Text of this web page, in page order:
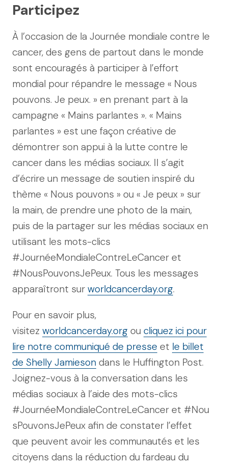
Participez
À l’occasion de la Journée mondiale contre le
cancer, des gens de partout dans le monde
sont encouragés à participer à l’effort
mondial pour répandre le message « Nous
pouvons. Je peux. » en prenant part à la
campagne « Mains parlantes ». « Mains
parlantes » est une façon créative de
démontrer son appui à la lutte contre le
cancer dans les médias sociaux. Il s’agit
d’écrire un message de soutien inspiré du
thème « Nous pouvons » ou « Je peux » sur
la main, de prendre une photo de la main,
puis de la partager sur les médias sociaux en
utilisant les mots-clics
#JournéeMondialeContreLeCancer et
#NousPouvonsJePeux. Tous les messages
apparaîtront sur worldcancerday.org.
Pour en savoir plus,
visitez worldcancerday.org ou cliquez ici pour
lire notre communiqué de presse et le billet
de Shelly Jamieson dans le Huffington Post.
Joignez-vous à la conversation dans les
médias sociaux à l’aide des mots-clics
#JournéeMondialeContreLeCancer et #Nou
sPouvonsJePeux afin de constater l’effet
que peuvent avoir les communautés et les
citoyens dans la réduction du fardeau du